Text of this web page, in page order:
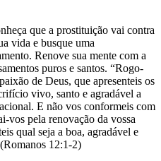
que a prostituição vai contra
vida e busque uma
Renove sua mente com a
puros e santos. “Rogo-
de Deus, que apresenteis os
vivo, santo e agradável a
E não vos conformeis com
vos pela renovação da vossa
qual seja a boa, agradável e
12:1-2)